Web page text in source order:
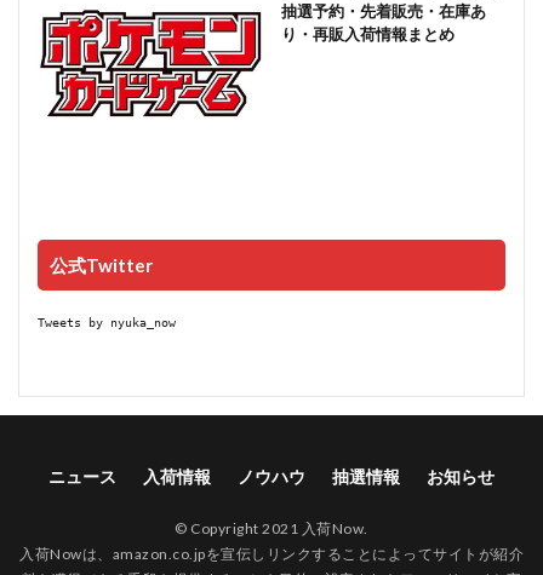
抽選予約・先着販売・在庫あ
り・再販入荷情報まとめ
公式Twitter
Tweets by nyuka_now
ニュース 入荷情報 ノウハウ 抽選情報 お知らせ
© Copyright 2021 入荷Now.
入荷Nowは、amazon.co.jpを宣伝しリンクすることによってサイトが紹介